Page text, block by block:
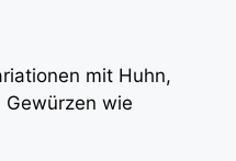
mit Huhn,
Gewürzen wie